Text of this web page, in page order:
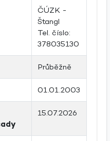
ČÚZK -
Štangl
Tel. číslo:
378035130
Průběžně
01.01.2003
15.07.2026